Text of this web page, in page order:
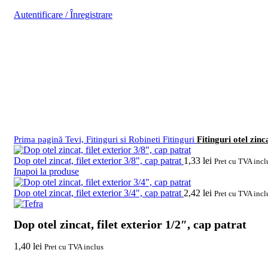
Autentificare / Înregistrare
Prima pagină Tevi, Fitinguri si Robineti Fitinguri Fitinguri otel
Dop otel zincat, filet exterior 3/8", cap patrat 1,33 lei Pret cu TVA
Inapoi la produse
Dop otel zincat, filet exterior 3/4", cap patrat 2,42 lei Pret cu TVA
Dop otel zincat, filet exterior 1/2″, cap patrat
1,40 lei Pret cu TVA inclus